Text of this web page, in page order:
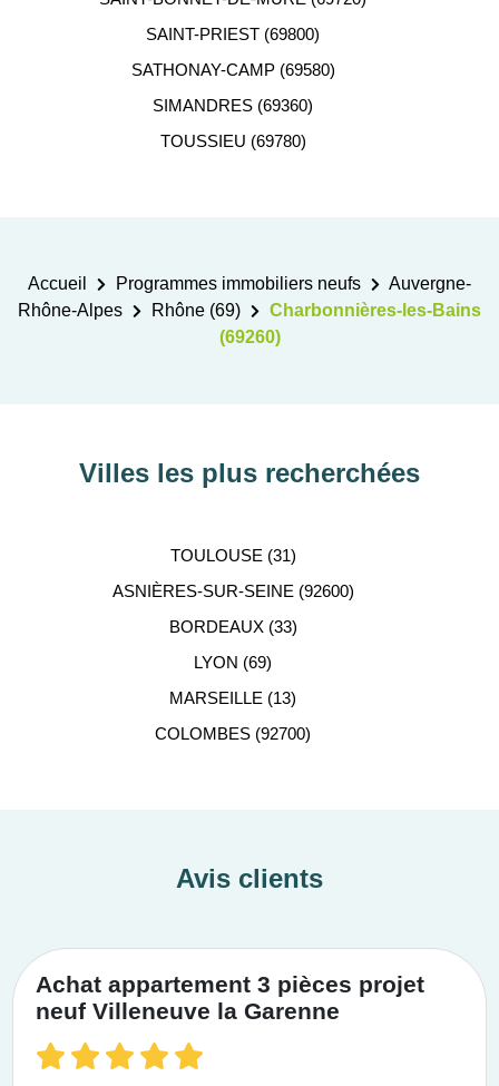
SAINT-PRIEST (69800)
SATHONAY-CAMP (69580)
SIMANDRES (69360)
TOUSSIEU (69780)
Accueil Programmes immobiliers neufs
Auvergne-
Rhône-Alpes
Rhône (69)
Charbonnières-les-Bains
(69260)
Villes les plus recherchées
TOULOUSE (31)
ASNIÈRES-SUR-SEINE (92600)
BORDEAUX (33)
LYON (69)
MARSEILLE (13)
COLOMBES (92700)
Avis clients
Achat appartement 3 pièces projet
neuf Villeneuve la Garenne